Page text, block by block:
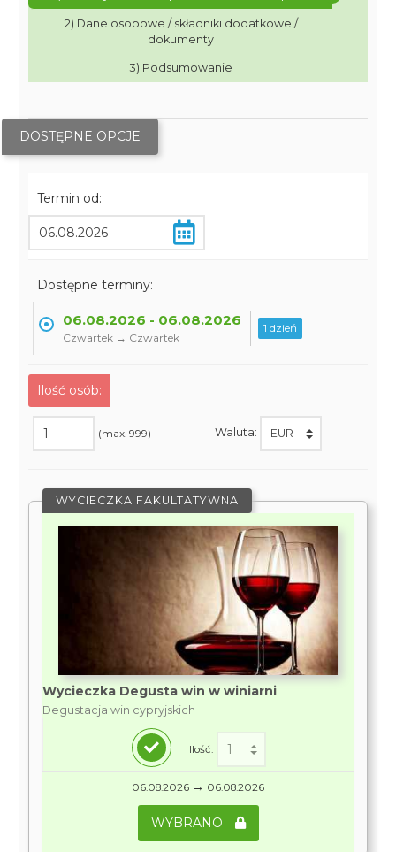
2) Dane osobowe / składniki dodatkowe /
dokumenty
3) Podsumowanie
DOSTĘPNE OPCJE
Termin od:
Dostępne terminy:
06.08.2026 - 06.08.2026
Czwartek → Czwartek
1 dzień
Ilość osób:
(max. 999) Waluta:
WYCIECZKA FAKULTATYWNA
Wycieczka Degusta win w winiarni
Degustacja win cypryjskich
Ilość:
06.08.2026 → 06.08.2026
WYBRANO